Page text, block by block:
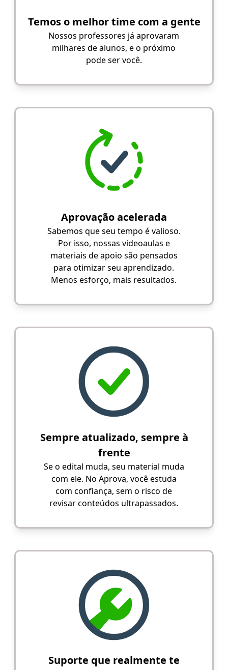
Temos o melhor time com a gente
Nossos professores já aprovaram
milhares de alunos, e o próximo
pode ser você.
Aprovação acelerada
Sabemos que seu tempo é valioso.
Por isso, nossas videoaulas e
materiais de apoio são pensados
para otimizar seu aprendizado.
Menos esforço, mais resultados.
Sempre atualizado, sempre à
frente
Se o edital muda, seu material muda
com ele. No Aprova, você estuda
com confiança, sem o risco de
revisar conteúdos ultrapassados.
Suporte que realmente te